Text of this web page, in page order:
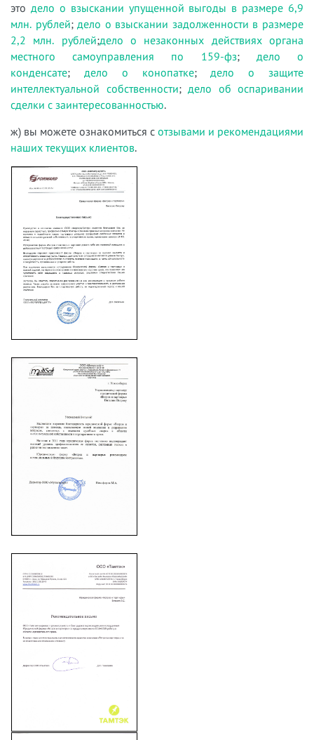
это дело о взыскании упущенной выгоды в размере 6,9
млн. рублей;дело о взыскании задолженности в размере
2,2 млн. рублей;дело о незаконных действиях органа
местного самоуправления по 159-фз; дело о
конденсате; дело о конопатке;дело о защите
интеллектуальной собственности; дело об оспаривании
сделки с заинтересованностью.
ж) вы можете ознакомиться с отзывами и рекомендациями
наших текущих клиентов.